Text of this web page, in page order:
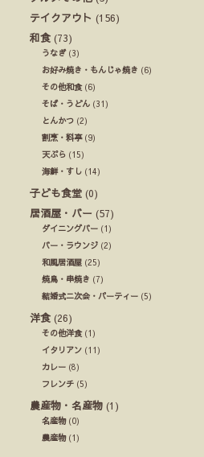
テイクアウト (156)
和食 (73)
うなぎ(3)
お好み焼き・もんじゃ焼き (6)
その他和食(6)
そば・うどん (31)
とんかつ (2)
割烹・料亭(9)
天ぷら (15)
海鮮・すし (14)
子ども食堂 (0)
居酒屋・バー (57)
ダイニングバー (1)
バー・ラウンジ (2)
和風居酒屋 (25)
焼鳥・串焼き (7)
結婚式ニ次会・パーティー (5)
洋食 (26)
その他洋食(1)
イタリアン (11)
カレー (8)
フレンチ (5)
農産物・名産物 (1)
名産物(0)
農産物(1)